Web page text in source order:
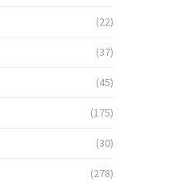
(22)
(37)
(45)
(175)
(30)
(278)